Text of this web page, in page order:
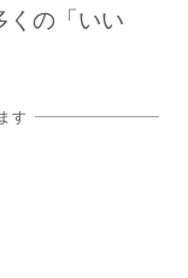
くの「いい
す